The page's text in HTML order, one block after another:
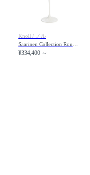
Knoll / ノル
¥334,400 ～